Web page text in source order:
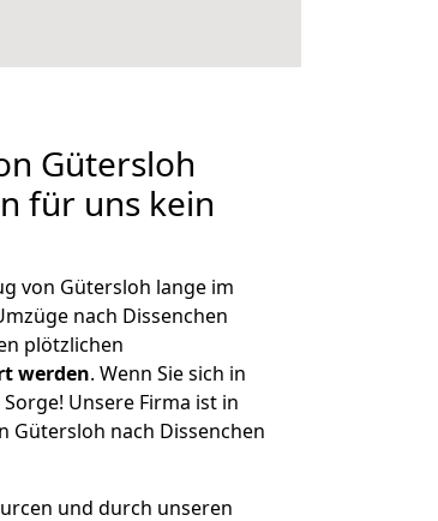
Gütersloh
für uns kein
von Gütersloh lange im
nach Dissenchen
plötzlichen
werden. Wenn Sie sich in
Unsere Firma ist in
Gütersloh nach Dissenchen
und durch unseren